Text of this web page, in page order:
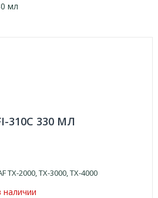
мл
310C 330 МЛ
TX-2000, TX-3000, TX-4000
наличии